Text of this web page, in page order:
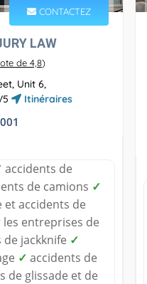
CONTACTEZ
LAW
de 4,8)
Unit 6,
Itinéraires
accidents de
de camions ✓
et accidents de
entreprises de
jackknife ✓
✓ accidents de
de glissade et de